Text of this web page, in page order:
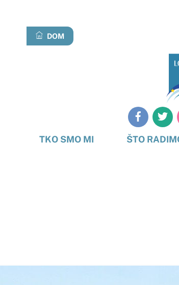
DOM
TKO SMO MI ŠTO